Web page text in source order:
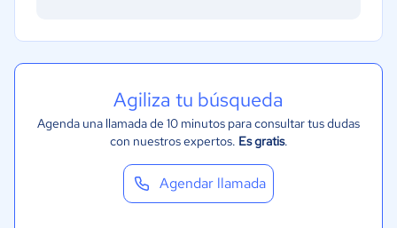
Agiliza tu búsqueda
Agenda una llamada de 10 minutos para consultar tus dudas
con nuestros expertos. Es gratis.
Agendar llamada